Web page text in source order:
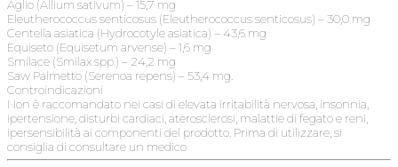
Aglio (Allium sativum) – 15,7 mg
Eleutherococcus senticosus (Eleutherococcus senticosus) – 30,0 mg
Centella asiatica (Hydrocotyle asiatica) – 43,6 mg
Equiseto (Equisetum arvense) – 1,6 mg
Smilace (Smilax spp.) – 24,2 mg
Saw Palmetto (Serenoa repens) – 53,4 mg.
Controindicazioni
Non è raccomandato nei casi di elevata irritabilità nervosa, insonnia,
ipertensione, disturbi cardiaci, aterosclerosi, malattie di fegato e reni,
ipersensibilità ai componenti del prodotto. Prima di utilizzare, si
consiglia di consultare un medico